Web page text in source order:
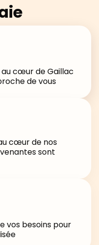
au cœur de Gaillac
de vous
cœur de nos
sont
vos besoins pour